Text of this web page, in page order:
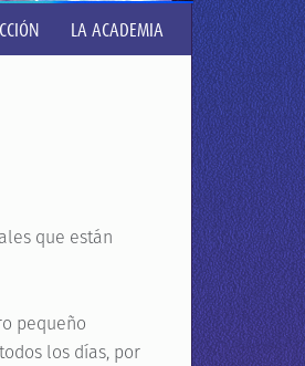
LA ACADEMIA
que están
pequeño
los días, por